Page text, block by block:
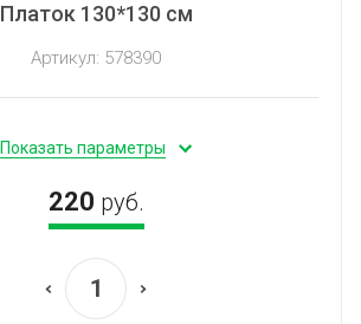
Платок 130*130 см
Артикул: 578390
Показать параметры
220 руб.